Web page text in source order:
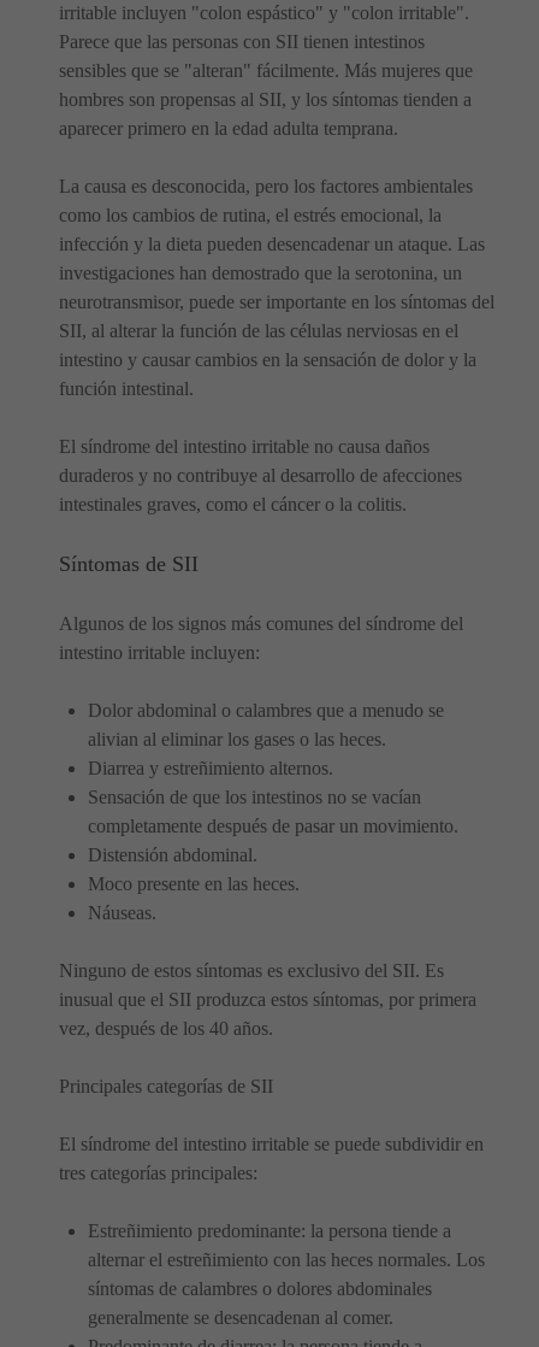
irritable incluyen "colon espástico" y "colon irritable".
Parece que las personas con SII tienen intestinos
sensibles que se "alteran" fácilmente. Más mujeres que
hombres son propensas al SII, y los síntomas tienden a
aparecer primero en la edad adulta temprana.
La causa es desconocida, pero los factores ambientales
como los cambios de rutina, el estrés emocional, la
infección y la dieta pueden desencadenar un ataque. Las
investigaciones han demostrado que la serotonina, un
neurotransmisor, puede ser importante en los síntomas del
SII, al alterar la función de las células nerviosas en el
intestino y causar cambios en la sensación de dolor y la
función intestinal.
El síndrome del intestino irritable no causa daños
duraderos y no contribuye al desarrollo de afecciones
intestinales graves, como el cáncer o la colitis.
Síntomas de SII
Algunos de los signos más comunes del síndrome del
intestino irritable incluyen:
Dolor abdominal o calambres que a menudo se
alivian al eliminar los gases o las heces.
Diarrea y estreñimiento alternos.
Sensación de que los intestinos no se vacían
completamente después de pasar un movimiento.
Distensión abdominal.
Moco presente en las heces.
Náuseas.
Ninguno de estos síntomas es exclusivo del SII. Es
inusual que el SII produzca estos síntomas, por primera
vez, después de los 40 años.
Principales categorías de SII
El síndrome del intestino irritable se puede subdividir en
tres categorías principales:
Estreñimiento predominante: la persona tiende a
alternar el estreñimiento con las heces normales. Los
síntomas de calambres o dolores abdominales
generalmente se desencadenan al comer.